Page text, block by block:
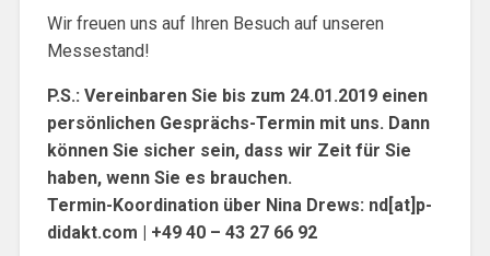
Wir freuen uns auf Ihren Besuch auf unseren
Messestand!
P.S.: Vereinbaren Sie bis zum 24.01.2019 einen
persönlichen Gesprächs-Termin mit uns. Dann
können Sie sicher sein, dass wir Zeit für Sie
haben, wenn Sie es brauchen.
Termin-Koordination über Nina Drews: nd[at]p-
didakt.com | +49 40 – 43 27 66 92